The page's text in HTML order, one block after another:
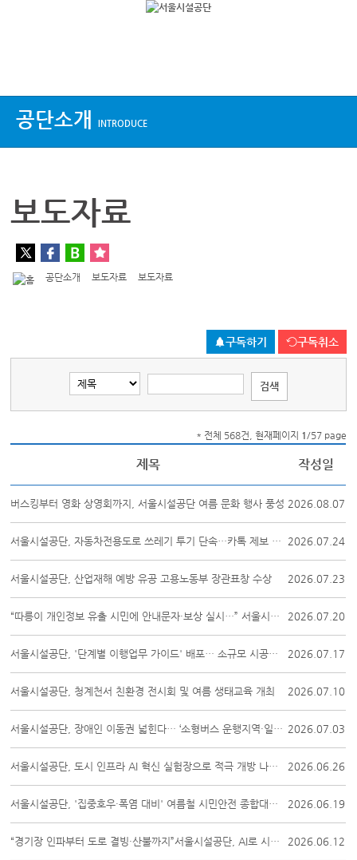
공단소개 INTRODUCE
보도자료
공단소개 보도자료 보도자료
구독하기 구독취소
* 전체 568건, 현재페이지 1/57 page
제목 작성일
버스킹부터 영화 상영회까지, 서울시설공단 여름 문화 행사 풍성 2026.08.07
서울시설공단, 자동차전용도로 쓰레기 투기 단속…카톡 제보 캠페인 2026.07.24
서울시설공단, 산업재해 예방 유공 고용노동부 장관표창 수상 2026.07.23
“따릉이 개인정보 유출 시민에 안내문자·보상 실시…” 서울시설공단, 보안 강화... 2026.07.20
서울시설공단, '단계별 이행업무 가이드' 배포… 소규모 시공사와 동행 나서 2026.07.17
서울시설공단, 청계천서 친환경 전시회 및 여름 생태교육 개최 2026.07.10
서울시설공단, 장애인 이동권 넓힌다… ‘소형버스 운행지역·일수 확대’ 2026.07.03
서울시설공단, 도시 인프라 AI 혁신 실험장으로 적극 개방 나선다 2026.06.26
서울시설공단, '집중호우·폭염 대비' 여름철 시민안전 종합대책 본격 가동 2026.06.19
“경기장 인파부터 도로 결빙·산불까지”서울시설공단, AI로 시민 안전 지킨다! 2026.06.12